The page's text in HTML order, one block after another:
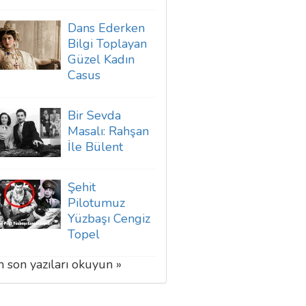
Dans Ederken
Bilgi Toplayan
Güzel Kadın
Casus
Bir Sevda
Masalı: Rahşan
İle Bülent
Şehit
Pilotumuz
Yüzbaşı Cengiz
Topel
son yazıları okuyun »